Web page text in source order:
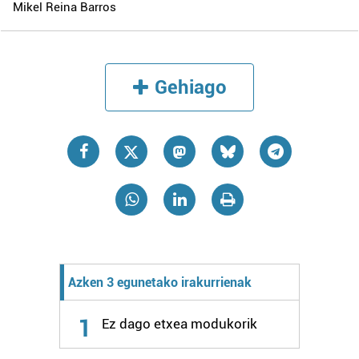
Mikel Reina Barros
Gehiago
Azken 3 egunetako irakurrienak
1 Ez dago etxea modukorik